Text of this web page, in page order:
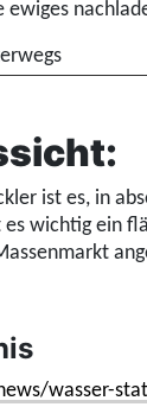
ewiges
ist es, in
es wichtig ein
wasser-